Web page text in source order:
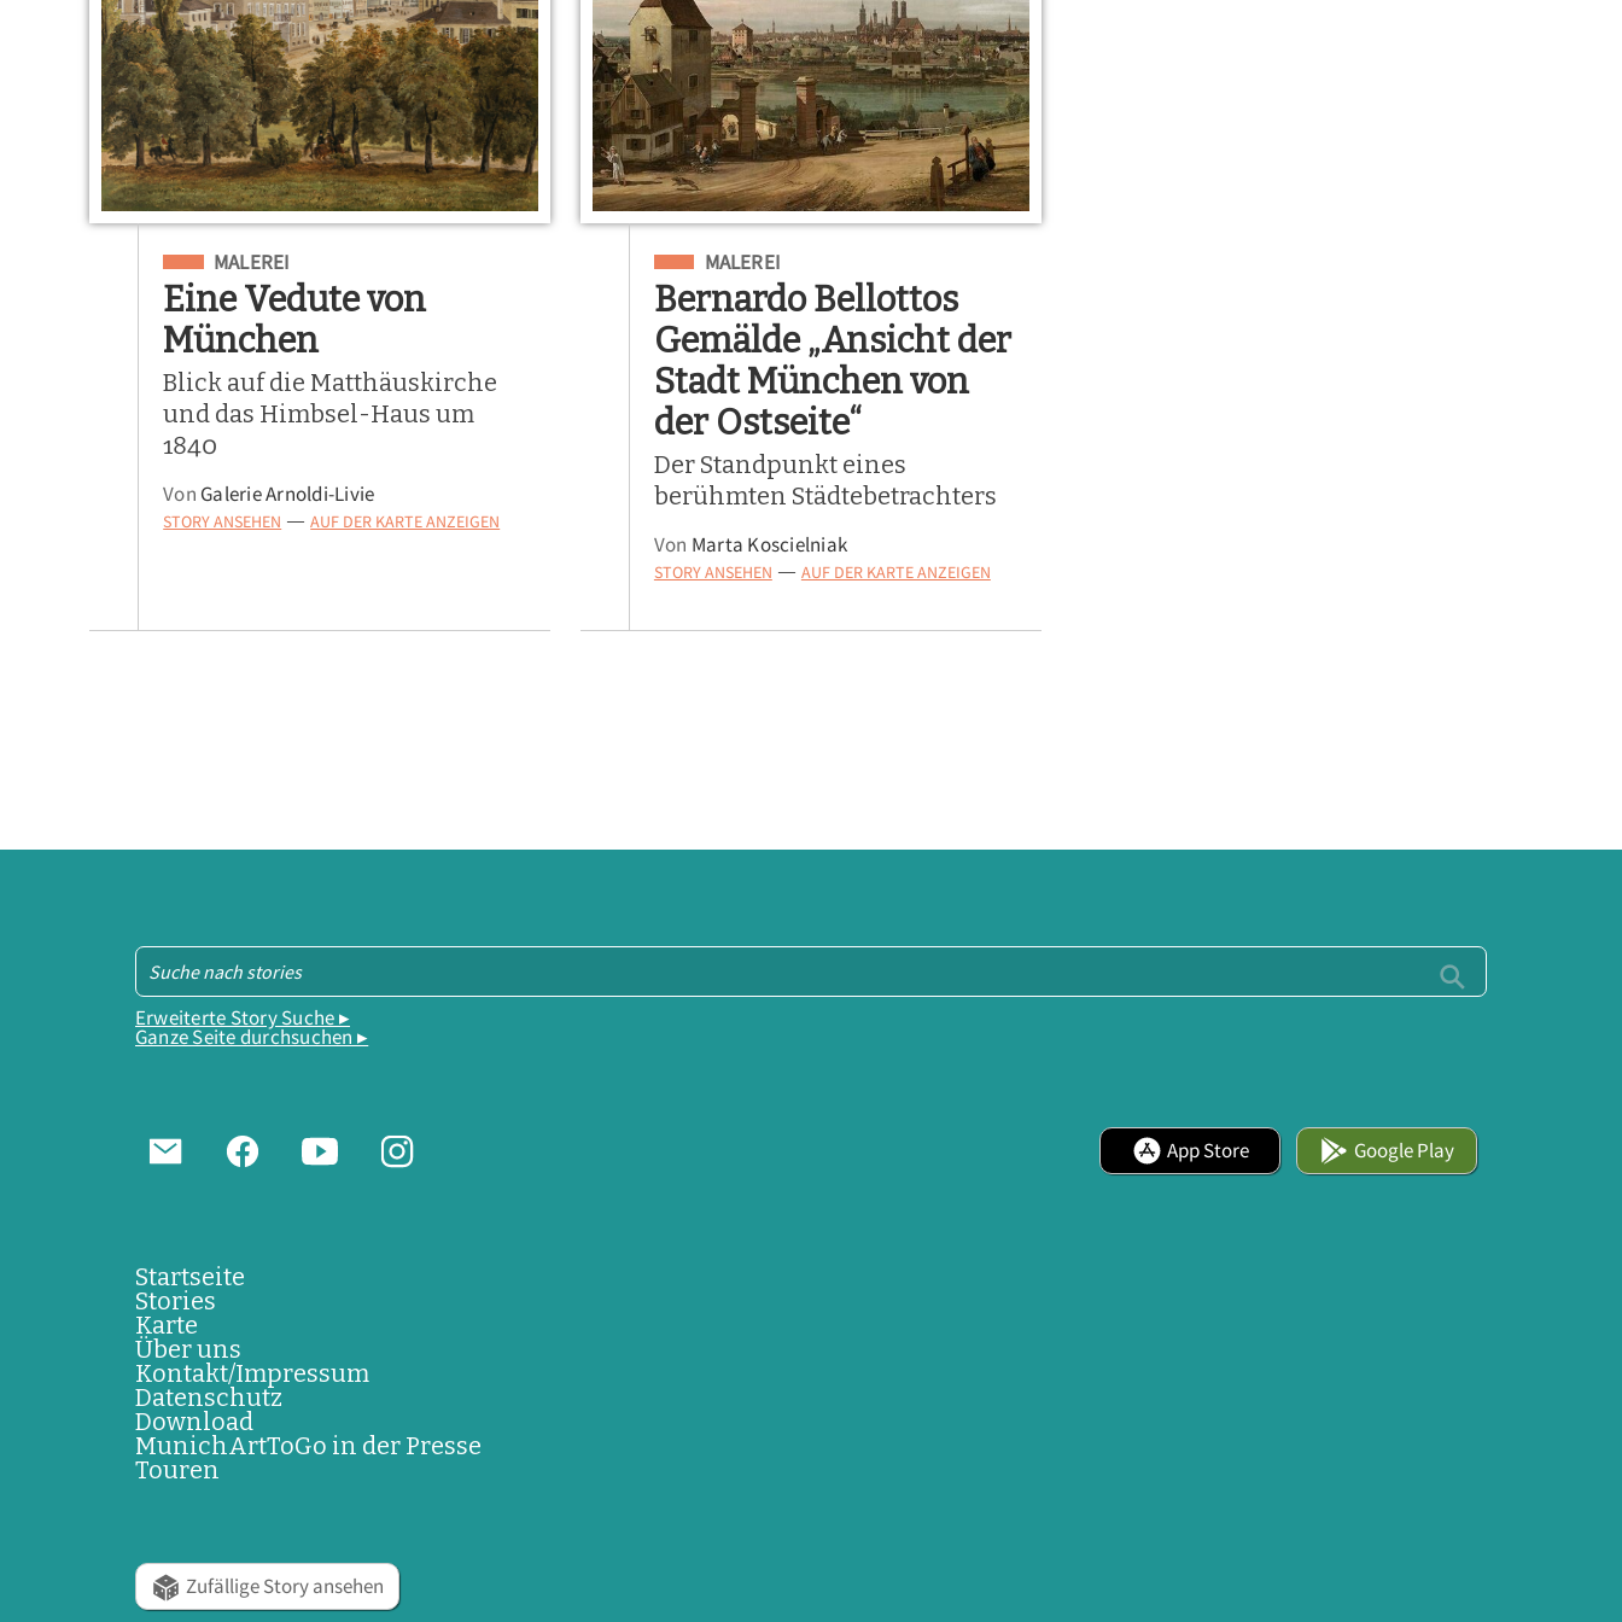
Eingeordnet unter
MALEREI
Eine Vedute von
München
Blick auf die Matthäuskirche
und das Himbsel-Haus um
1840
Von Galerie Arnoldi-Livie
STORY ANSEHEN — AUF DER KARTE ANZEIGEN
Eingeordnet unter
MALEREI
Bernardo Bellottos
Gemälde „Ansicht der
Stadt München von
der Ostseite“
Der Standpunkt eines
berühmten Städtebetrachters
Von Marta Koscielniak
STORY ANSEHEN — AUF DER KARTE ANZEIGEN
Erweiterte Story Suche ▸
Ganze Seite durchsuchen ▸
App Store Google Play
Startseite
Stories
Karte
Über uns
Kontakt/Impressum
Datenschutz
Download
MunichArtToGo in der Presse
Touren
Zufällige Story ansehen